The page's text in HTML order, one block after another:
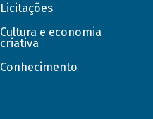
Licitações
Cultura e economia
criativa
Conhecimento